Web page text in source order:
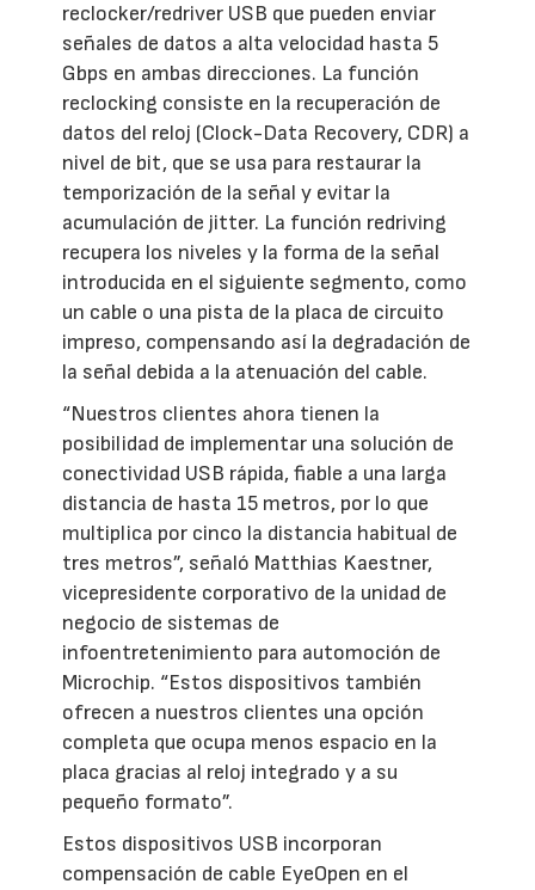
reclocker/redriver USB que pueden enviar
señales de datos a alta velocidad hasta 5
Gbps en ambas direcciones. La función
reclocking consiste en la recuperación de
datos del reloj (Clock-Data Recovery, CDR) a
nivel de bit, que se usa para restaurar la
temporización de la señal y evitar la
acumulación de jitter. La función redriving
recupera los niveles y la forma de la señal
introducida en el siguiente segmento, como
un cable o una pista de la placa de circuito
impreso, compensando así la degradación de
la señal debida a la atenuación del cable.
“Nuestros clientes ahora tienen la
posibilidad de implementar una solución de
conectividad USB rápida, fiable a una larga
distancia de hasta 15 metros, por lo que
multiplica por cinco la distancia habitual de
tres metros”, señaló Matthias Kaestner,
vicepresidente corporativo de la unidad de
negocio de sistemas de
infoentretenimiento para automoción de
Microchip. “Estos dispositivos también
ofrecen a nuestros clientes una opción
completa que ocupa menos espacio en la
placa gracias al reloj integrado y a su
pequeño formato”.
Estos dispositivos USB incorporan
compensación de cable EyeOpen en el